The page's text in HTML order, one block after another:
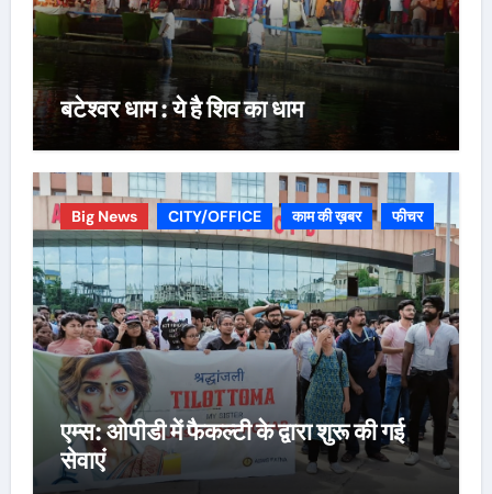
बटेश्वर धाम : ये है शिव का धाम
Big News CITY/OFFICE काम की ख़बर फीचर
एम्स: ओपीडी में फैकल्टी के द्वारा शुरू की गई
सेवाएं